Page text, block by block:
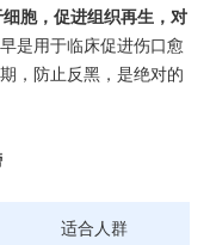
胞，促进组织再生，对
是用于临床促进伤口愈
，防止反黑，是绝对的
适合人群